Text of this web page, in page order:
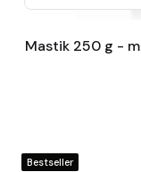
Mastik 250 g -
Bestseller